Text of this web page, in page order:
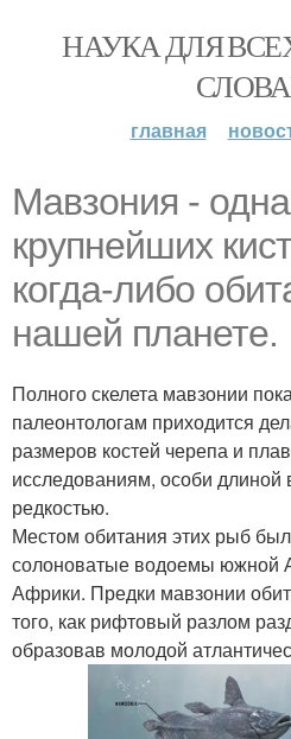
НАУКА ДЛЯ
главная
Мавзония -
крупнейших
когда-либо
нашей планете.
Полного скелета мавзонии
палеонтологам приходится
размеров костей черепа и
исследованиям, особи длиной
редкостью.
Местом обитания этих рыб
солоноватые водоемы южной
Африки. Предки мавзонии
того, как рифтовый разлом
образовав молодой